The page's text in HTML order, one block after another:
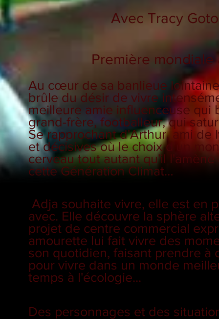
Avec Tracy
Première mondiale
Au cœur de sa banlieue
brûle du désir de vivre
meilleure amie influenceuse qui
grand-frère, footballeur, qui
Se rapprochant d'Arthur, ami
et décisives où le choix d'un
cerveau tout autant qu'il
cette Génération Climat…
Adja souhaite vivre, elle est en
avec. Elle découvre la sphère
projet de centre commercial
amourette lui fait vivre des
son quotidien, faisant prendre à
pour vivre dans un monde
temps à l'écologie...
Des personnages et des